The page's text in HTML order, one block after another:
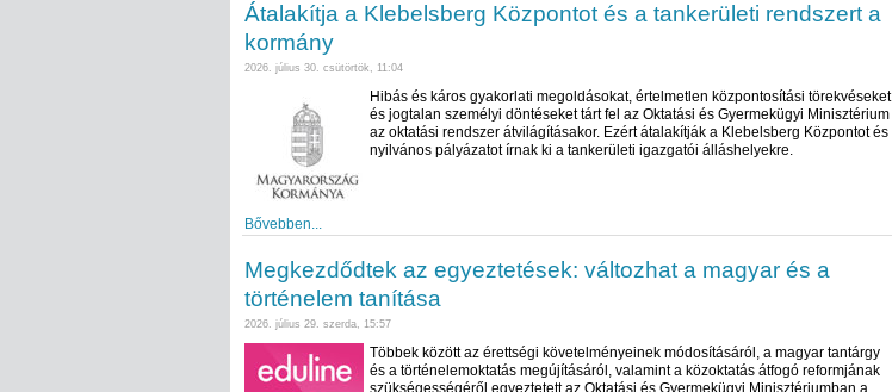
Átalakítja a Klebelsberg Központot és a tankerületi rendszert a
kormány
2026. július 30. csütörtök, 11:04
Hibás és káros gyakorlati megoldásokat, értelmetlen központosítási törekvéseket
és jogtalan személyi döntéseket tárt fel az Oktatási és Gyermekügyi Minisztérium
az oktatási rendszer átvilágításakor. Ezért átalakítják a Klebelsberg Központot és
nyilvános pályázatot írnak ki a tankerületi igazgatói álláshelyekre.
Bővebben...
Megkezdődtek az egyeztetések: változhat a magyar és a
történelem tanítása
2026. július 29. szerda, 15:57
Többek között az érettségi követelményeinek módosításáról, a magyar tantárgy
és a történelemoktatás megújításáról, valamint a közoktatás átfogó reformjának
szükségességéről egyeztetett az Oktatási és Gyermekügyi Minisztériumban a